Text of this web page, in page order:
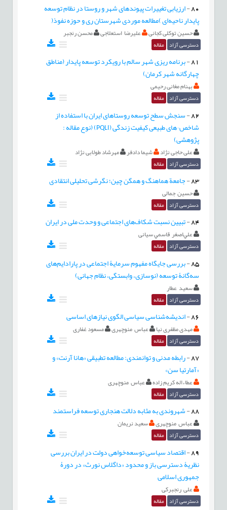
80
-ارزیابی تغییرات پیوندهای شهر و روستا در نظام توسعه
پایدار ناحیه‌ای )مطالعه موردی شهرستان ری و حوزه نفوذ(
حسین توکلی کجانی علیرضا استعلاجی محسن رنجبر
دسترسی آزاد مقاله
81
-برنامه ریزی شهر سالم با رویکرد توسعه پایدار (مناطق
چهارگانه شهر کرمان)
بهنام مغانی رحیمی
دسترسی آزاد مقاله
82
-سنجش سطح توسعه روستاهای ایران با استفاده از
شاخص¬های طبیعی کیفیت زندگی (PQLI) (نوع مقاله :
پژوهشی)
علی حاجی نژاد شیما دادفر مهرشاد طولابی نژاد
دسترسی آزاد مقاله
83
-جامعة هماهنگ و همگن چین؛ نگرشی تحلیلی انتقادی
حسین جمالی
دسترسی آزاد مقاله
84
-تبیین نسبت شکاف‌های اجتماعی و وحدت ملی در ایران
علي‌اصغر قاسمي سیانی
دسترسی آزاد مقاله
85
-بررسی جایگاه مفهوم سرمایۀ اجتماعی در پارادایم‌های
سه‌گانۀ توسعه (نوسازی، وابستگی، نظام جهانی)
سعید عطار
دسترسی آزاد مقاله
86
-اندیشه‌شناسی سیاسی الگوی نیازهای اساسی
مهدی مظفری نیا عباس منوچهری مسعود غفاری
دسترسی آزاد مقاله
87
-رابطه مدنی و توانمندی: مطالعه تطبیقی «هانا آرنت» و
«آمارتیا سن»
عطاءاله کریم زاده عباس منوچهری
دسترسی آزاد مقاله
88
-شهروندی به مثابه دلالت هنجاری توسعه فراستمند
عباس منوچهری سعید نریمان
دسترسی آزاد مقاله
89
-اقتصاد سیاسی توسعه‌خواهی دولت در ایران بررسی
نظریۀ دسترسی باز و محدود «داگلاس نورث» در دورۀ
جمهوری اسلامی
علی رنجبرکی
دسترسی آزاد مقاله